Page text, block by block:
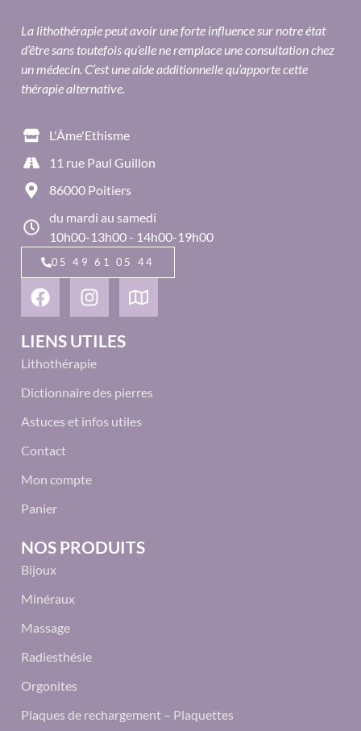
La lithothérapie peut avoir une forte influence sur notre état
d’être sans toutefois qu’elle ne remplace une consultation chez
un médecin. C’est une aide additionnelle qu’apporte cette
thérapie alternative.
L'Âme'Ethisme
11 rue Paul Guillon
86000 Poitiers
du mardi au samedi
10h00-13h00 - 14h00-19h00
05 49 61 05 44
LIENS UTILES
Lithothérapie
Dictionnaire des pierres
Astuces et infos utiles
Contact
Mon compte
Panier
NOS PRODUITS
Bijoux
Minéraux
Massage
Radiesthésie
Orgonites
Plaques de rechargement – Plaquettes